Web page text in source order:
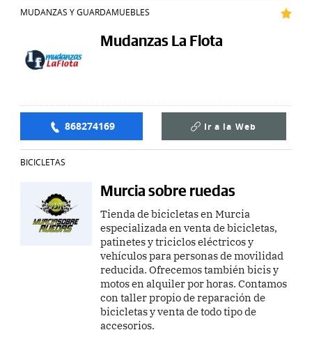
MUDANZAS Y GUARDAMUEBLES
Mudanzas La Flota
868274169 Ir a la Web
BICICLETAS
Murcia sobre ruedas
Tienda de bicicletas en Murcia
especializada en venta de bicicletas,
patinetes y triciclos eléctricos y
vehículos para personas de movilidad
reducida. Ofrecemos también bicis y
motos en alquiler por horas. Contamos
con taller propio de reparación de
bicicletas y venta de todo tipo de
accesorios.